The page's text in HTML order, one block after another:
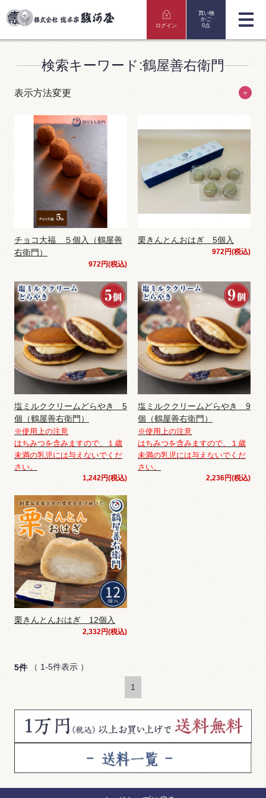
ログイン
買い物
かご
0点
検索キーワード:鶴屋善右衛門
表示方法変更 ＋
チョコ大福 ５個入（鶴屋善
右衛門）
972円(税込)
栗きんとんおはぎ 5個入
972円(税込)
塩ミルククリームどらやき 5
個（鶴屋善右衛門）
※使用上の注意
はちみつを含みますので、１歳
未満の乳児には与えないでくだ
さい。
1,242円(税込)
塩ミルククリームどらやき 9
個（鶴屋善右衛門）
※使用上の注意
はちみつを含みますので、１歳
未満の乳児には与えないでくだ
さい。
2,236円(税込)
栗きんとんおはぎ 12個入
2,332円(税込)
5件 （ 1-5件表示 ）
1